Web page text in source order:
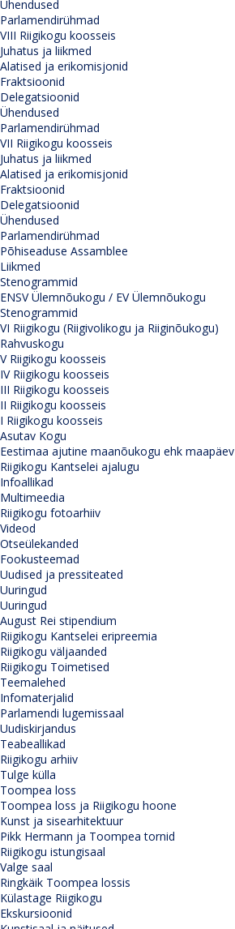
Ühendused
Parlamendirühmad
VIII Riigikogu koosseis
Juhatus ja liikmed
Alatised ja erikomisjonid
Fraktsioonid
Delegatsioonid
Ühendused
Parlamendirühmad
VII Riigikogu koosseis
Juhatus ja liikmed
Alatised ja erikomisjonid
Fraktsioonid
Delegatsioonid
Ühendused
Parlamendirühmad
Põhiseaduse Assamblee
Liikmed
Stenogrammid
ENSV Ülemnõukogu / EV Ülemnõukogu
Stenogrammid
VI Riigikogu (Riigivolikogu ja Riiginõukogu)
Rahvuskogu
V Riigikogu koosseis
IV Riigikogu koosseis
III Riigikogu koosseis
II Riigikogu koosseis
I Riigikogu koosseis
Asutav Kogu
Eestimaa ajutine maanõukogu ehk maapäev
Riigikogu Kantselei ajalugu
Infoallikad
Multimeedia
Riigikogu fotoarhiiv
Videod
Otseülekanded
Fookusteemad
Uudised ja pressiteated
Uuringud
Uuringud
August Rei stipendium
Riigikogu Kantselei eripreemia
Riigikogu väljaanded
Riigikogu Toimetised
Teemalehed
Infomaterjalid
Parlamendi lugemissaal
Uudiskirjandus
Teabeallikad
Riigikogu arhiiv
Tulge külla
Toompea loss
Toompea loss ja Riigikogu hoone
Kunst ja sisearhitektuur
Pikk Hermann ja Toompea tornid
Riigikogu istungisaal
Valge saal
Ringkäik Toompea lossis
Külastage Riigikogu
Ekskursioonid